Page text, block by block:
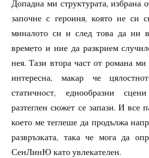
Допадна ми структурата, избрана
започне с героиня, която не си
миналото си и след това да ни
времето и ние да разкрием
нея. Тази втора част от романа
интересна, макар че
статичност, еднообразни
разтеглен сюжет се запази. И все
което ме теглеше да продължа
развръзката, така че мога да
СенЛинЮ като увлекателен.